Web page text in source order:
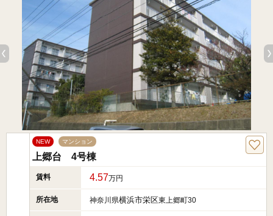
NEW マンション
上郷台 4号棟
賃料 4.57万円
所在地 神奈川県横浜市栄区東上郷町30